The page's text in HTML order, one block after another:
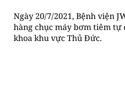
Ngày 20/7/2021, Bệnh viện
hàng chục máy bơm tiêm tự
khoa khu vực Thủ Đức.